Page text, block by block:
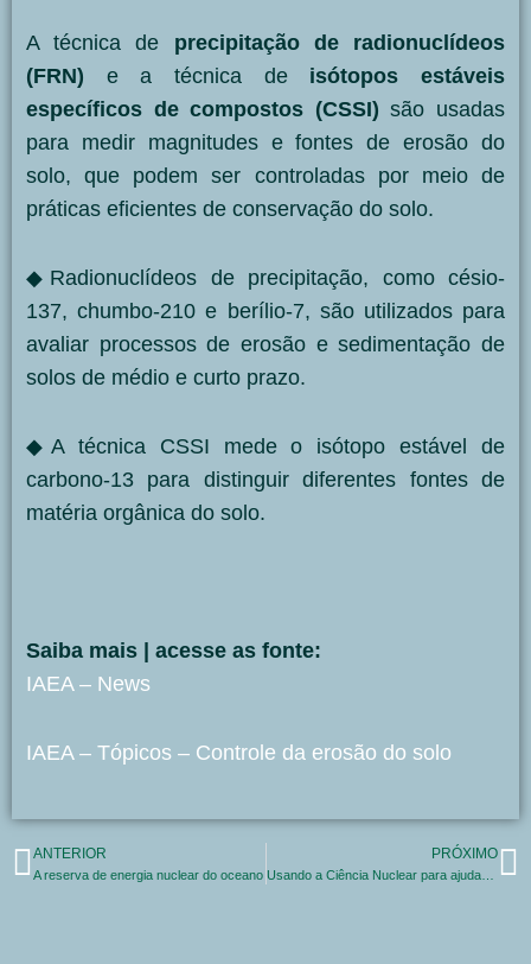
A técnica de precipitação de radionuclídeos
(FRN) e a técnica de isótopos estáveis
específicos de compostos (CSSI) são usadas
para medir magnitudes e fontes de erosão do
solo, que podem ser controladas por meio de
práticas eficientes de conservação do solo.
◆Radionuclídeos de precipitação, como césio-
137, chumbo-210 e berílio-7, são utilizados para
avaliar processos de erosão e sedimentação de
solos de médio e curto prazo.
◆A técnica CSSI mede o isótopo estável de
carbono-13 para distinguir diferentes fontes de
matéria orgânica do solo.
Saiba mais | acesse as fonte:
IAEA – News
IAEA – Tópicos – Controle da erosão do solo
ANTERIOR
A reserva de energia nuclear do oceano
PRÓXIMO
Usando a Ciência Nuclear para ajudar a deter o comércio ilegal de marfim